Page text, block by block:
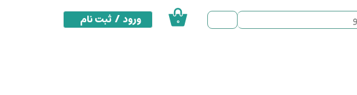
ورود/ثبت نام ۰